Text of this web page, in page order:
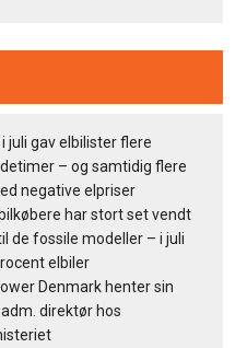
juli gav elbilister flere
– og samtidig flere
negative elpriser
har stort set vendt
de fossile modeller – i juli
elbiler
Denmark henter sin
direktør hos